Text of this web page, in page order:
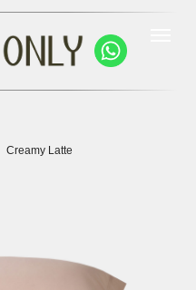
Creamy Latte